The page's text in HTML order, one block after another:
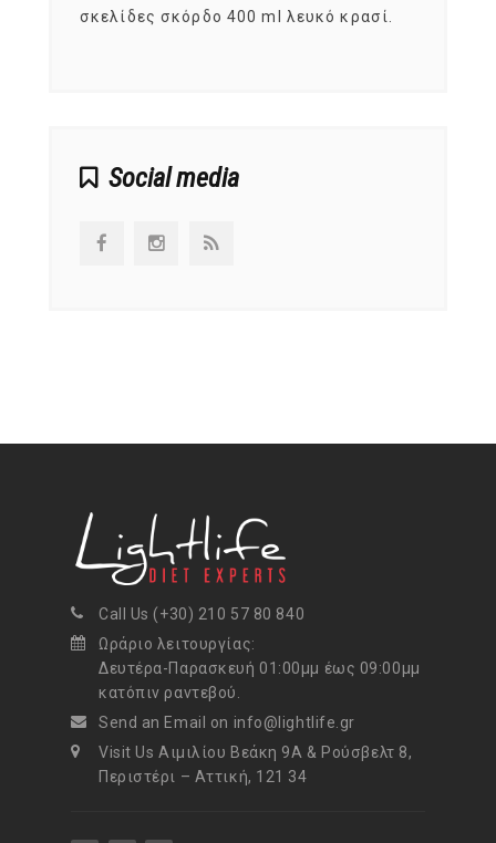
σκελίδες σκόρδο 400 ml λευκό κρασί.
Social media
Call Us (+30) 210 57 80 840
Ωράριο λειτουργίας:
Δευτέρα-Παρασκευή 01:00μμ έως 09:00μμ
κατόπιν ραντεβού.
Send an Email on info@lightlife.gr
Visit Us Αιμιλίου Βεάκη 9Α & Ρούσβελτ 8,
Περιστέρι – Αττική, 121 34